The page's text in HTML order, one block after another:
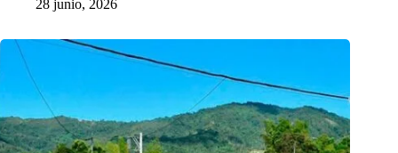
28 junio, 2026